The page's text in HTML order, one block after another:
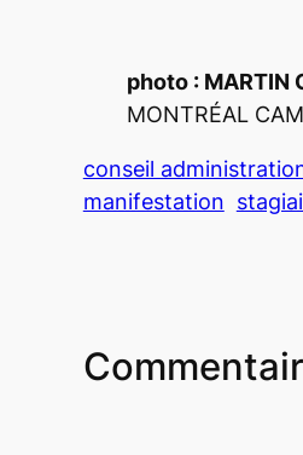
photo : MARTIN
MONTRÉAL
conseil
manifestation